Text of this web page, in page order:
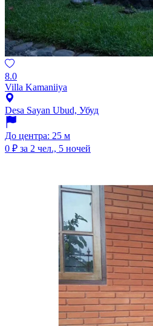
8.0
Villa Kamaniiya
Desa Sayan Ubud, Убуд
До центра: 25 м
0 ₽ за 2 чел., 5 ночей